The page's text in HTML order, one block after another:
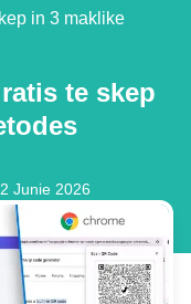
in 3 maklike
te skep
Junie 2026